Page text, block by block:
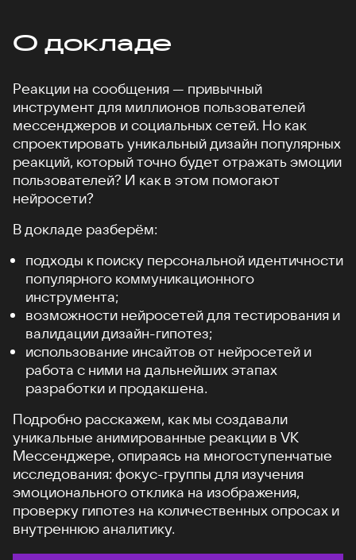
О докладе
Реакции на сообщения — привычный
инструмент для миллионов пользователей
мессенджеров и социальных сетей. Но как
спроектировать уникальный дизайн популярных
реакций, который точно будет отражать эмоции
пользователей? И как в этом помогают
нейросети?
В докладе разберём:
подходы к поиску персональной идентичности
популярного коммуникационного
инструмента;
возможности нейросетей для тестирования и
валидации дизайн-гипотез;
использование инсайтов от нейросетей и
работа с ними на дальнейших этапах
разработки и продакшена.
Подробно расскажем, как мы создавали
уникальные анимированные реакции в VK
Мессенджере, опираясь на многоступенчатые
исследования: фокус-группы для изучения
эмоционального отклика на изображения,
проверку гипотез на количественных опросах и
внутреннюю аналитику.